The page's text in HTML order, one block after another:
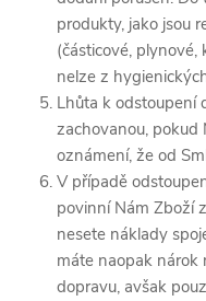
produkty, jako jsou
(částicové,
nelze z
Lhůta k odstoupení
zachovanou, pokud
oznámení, že od
V případě
povinní Nám Zboží
nesete náklady
máte naopak nárok
dopravu, avšak